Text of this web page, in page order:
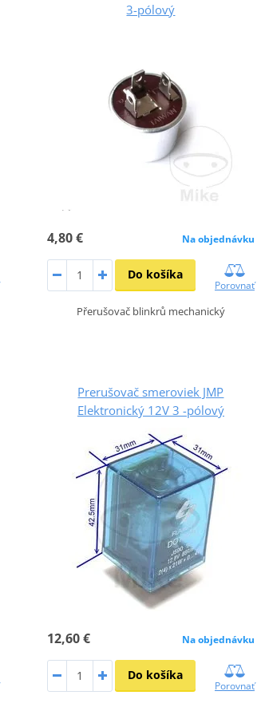
3-pólový
4,80 € Na objednávku
Do košíka
Porovnať
Přerušovač blinkrů mechanický
Prerušovač smeroviek JMP
Elektronický 12V 3 -pólový
12,60 € Na objednávku
Do košíka
Porovnať